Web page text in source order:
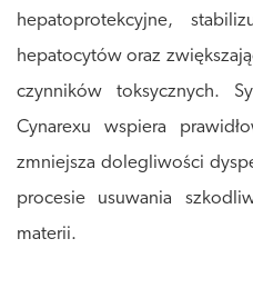
hepatoprotekcyjne,
hepatocytów oraz
czynników toksycznych.
Cynarexu wspiera
zmniejsza dolegliwości
procesie usuwania
materii.